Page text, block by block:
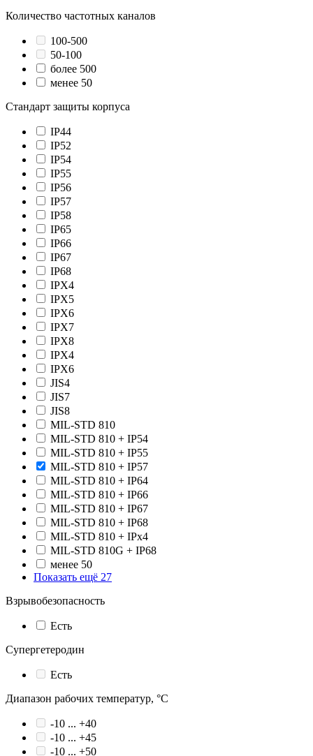
Количество частотных каналов
100-500
50-100
более 500
менее 50
Стандарт защиты корпуса
IP44
IP52
IP54
IP55
IP56
IP57
IP58
IP65
IP66
IP67
IP68
IPX4
IPX5
IPX6
IPX7
IPX8
IPХ4
IPХ6
JIS4
JIS7
JIS8
MIL-STD 810
MIL-STD 810 + IP54
MIL-STD 810 + IP55
MIL-STD 810 + IP57
MIL-STD 810 + IP64
MIL-STD 810 + IP66
MIL-STD 810 + IP67
MIL-STD 810 + IP68
MIL-STD 810 + IPx4
MIL-STD 810G + IP68
менее 50
Показать ещё 27
Взрывобезопасность
Есть
Супергетеродин
Есть
Диапазон рабочих температур, °С
-10 ... +40
-10 ... +45
-10 ... +50